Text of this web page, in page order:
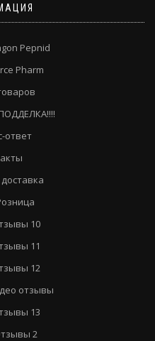
Pepnid
Pharm
ответ
10
11
12
отзывы
13
2